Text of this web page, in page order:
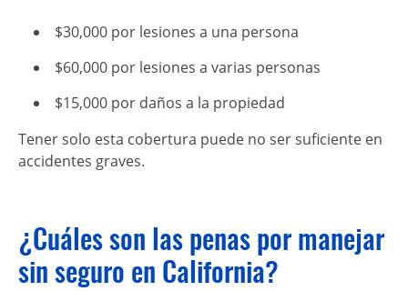
$30,000 por lesiones a una persona
$60,000 por lesiones a varias personas
$15,000 por daños a la propiedad
Tener solo esta cobertura puede no ser suficiente en
accidentes graves.
¿Cuáles son las penas por manejar
sin seguro en California?